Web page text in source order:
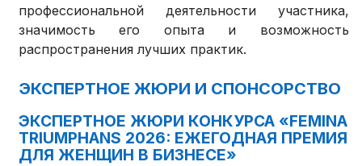
профессиональной деятельности участника,
значимость его опыта и возможность
распространения лучших практик.
ЭКСПЕРТНОЕ ЖЮРИ И СПОНСОРСТВО
ЭКСПЕРТНОЕ ЖЮРИ КОНКУРСА «FEMINA
TRIUMPHANS 2026: ЕЖЕГОДНАЯ ПРЕМИЯ
ДЛЯ ЖЕНЩИН В БИЗНЕСЕ»